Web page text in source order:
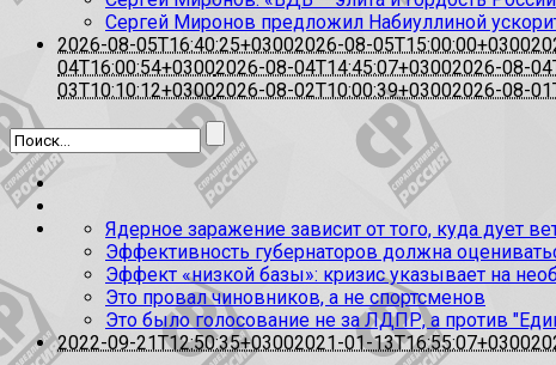
Сергей Миронов предложил Набиуллиной
2026-08-05T16:40:25+03002026-08-05T15:00:00+0300
04T16:00:54+03002026-08-04T14:45:07+03002026-08-
03T10:10:12+03002026-08-02T10:00:39+03002026-08-
Ядерное заражение зависит от того, куда дует
Эффективность губернаторов должна
Эффект «низкой базы»: кризис указывает на
Это провал чиновников, а не спортсменов
Это было голосование не за ЛДПР, а против
2022-09-21T12:50:35+03002021-01-13T16:55:07+0300